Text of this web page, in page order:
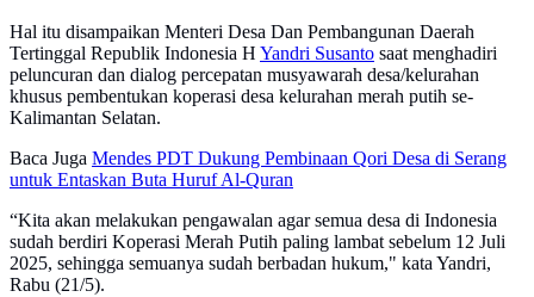
Hal itu disampaikan Menteri Desa Dan Pembangunan Daerah
Tertinggal Republik Indonesia H Yandri Susanto saat menghadiri
peluncuran dan dialog percepatan musyawarah desa/kelurahan
khusus pembentukan koperasi desa kelurahan merah putih se-
Kalimantan Selatan.
Baca Juga Mendes PDT Dukung Pembinaan Qori Desa di Serang
untuk Entaskan Buta Huruf Al-Quran
“Kita akan melakukan pengawalan agar semua desa di Indonesia
sudah berdiri Koperasi Merah Putih paling lambat sebelum 12 Juli
2025, sehingga semuanya sudah berbadan hukum," kata Yandri,
Rabu (21/5).